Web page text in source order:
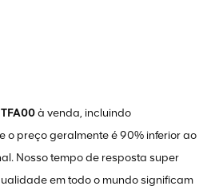
à venda, incluindo
o preço geralmente é 90% inferior ao
Nosso tempo de resposta super
em todo o mundo significam